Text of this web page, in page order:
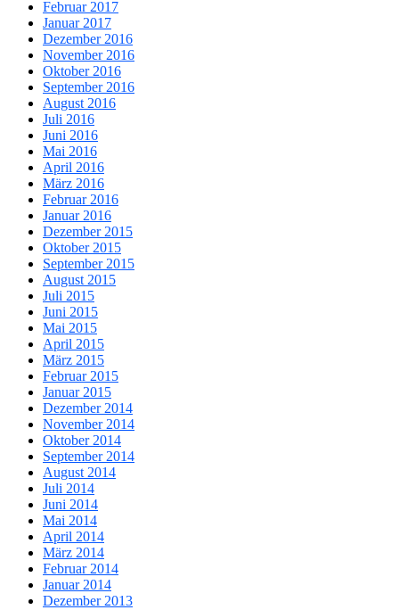
Februar 2017
Januar 2017
Dezember 2016
November 2016
Oktober 2016
September 2016
August 2016
Juli 2016
Juni 2016
Mai 2016
April 2016
März 2016
Februar 2016
Januar 2016
Dezember 2015
Oktober 2015
September 2015
August 2015
Juli 2015
Juni 2015
Mai 2015
April 2015
März 2015
Februar 2015
Januar 2015
Dezember 2014
November 2014
Oktober 2014
September 2014
August 2014
Juli 2014
Juni 2014
Mai 2014
April 2014
März 2014
Februar 2014
Januar 2014
Dezember 2013